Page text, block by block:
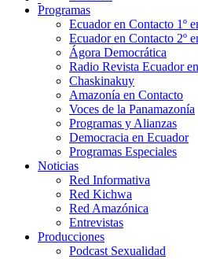
Programas
Ecuador en Contacto 1º
Ecuador en Contacto 2º
Ágora Democrática
Radio Revista Ecuador
Chaskinakuy
Amazonía en Contacto
Voces de la Panamazonía
Programas y Alianzas
Democracia en Ecuador
Programas Especiales
Noticias
Red Informativa
Red Kichwa
Red Amazónica
Entrevistas
Producciones
Podcast Sexualidad